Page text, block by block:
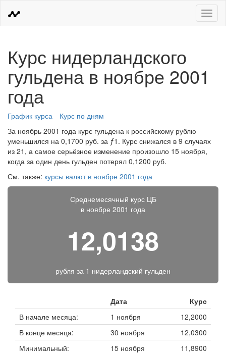
Меню
Курс нидерландского
гульдена в ноябре 2001
года
График курса
Курс по дням
За ноябрь 2001 года курс гульдена к российскому рублю
уменьшился на 0,1700 руб. за ƒ1. Курс снижался в 9 случаях
из 21, а самое серьёзное изменение произошло 15 ноября,
когда за один день гульден потерял 0,1200 руб.
См. также: курсы валют в ноябре 2001 года
Среднемесячный курс ЦБ
в ноябре 2001 года
12,0138
рубля за 1 нидерландский гульден
Дата
Курс
В начале месяца:
1 ноября
12,2000
В конце месяца:
30 ноября
12,0300
Минимальный:
15 ноября
11,8900